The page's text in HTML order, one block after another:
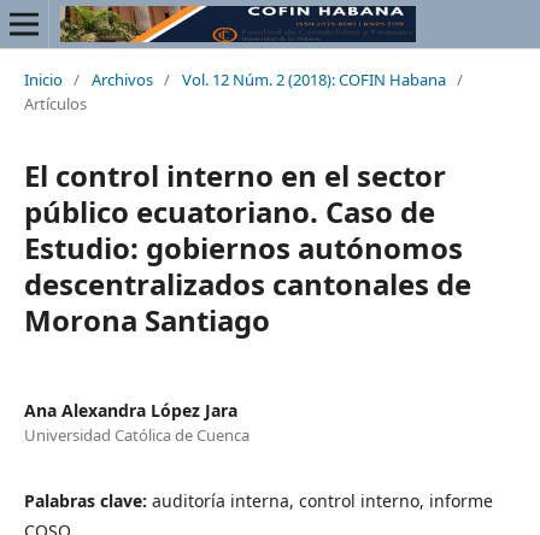
Inicio / Archivos / Vol. 12 Núm. 2 (2018): COFIN Habana /
Artículos
El control interno en el sector
público ecuatoriano. Caso de
Estudio: gobiernos autónomos
descentralizados cantonales de
Morona Santiago
Ana Alexandra López Jara
Universidad Católica de Cuenca
Palabras clave: auditoría interna, control interno, informe